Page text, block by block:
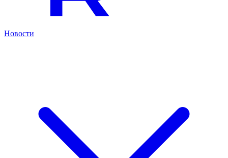
Новости